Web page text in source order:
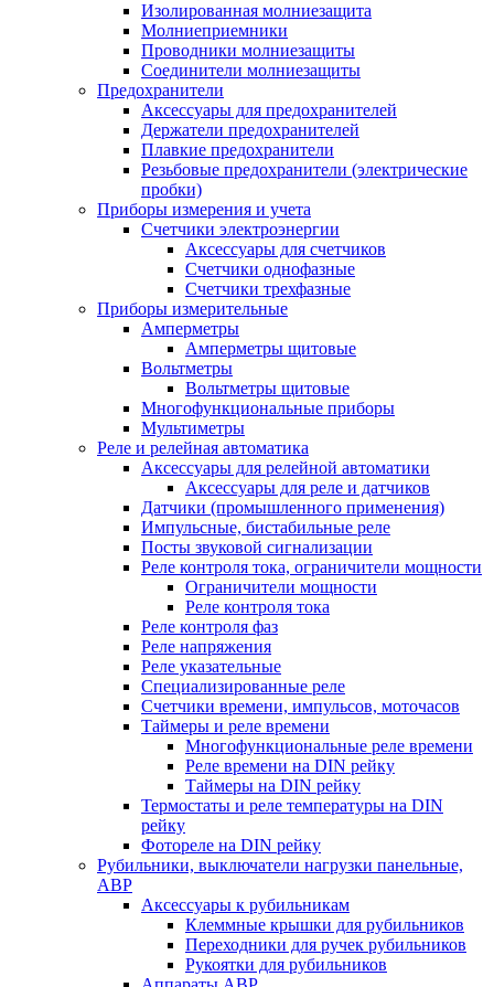
Изолированная молниезащита
Молниеприемники
Проводники молниезащиты
Соединители молниезащиты
Предохранители
Аксессуары для предохранителей
Держатели предохранителей
Плавкие предохранители
Резьбовые предохранители (электрические
пробки)
Приборы измерения и учета
Счетчики электроэнергии
Аксессуары для счетчиков
Счетчики однофазные
Счетчики трехфазные
Приборы измерительные
Амперметры
Амперметры щитовые
Вольтметры
Вольтметры щитовые
Многофункциональные приборы
Мультиметры
Реле и релейная автоматика
Аксессуары для релейной автоматики
Аксессуары для реле и датчиков
Датчики (промышленного применения)
Импульсные, бистабильные реле
Посты звуковой сигнализации
Реле контроля тока, ограничители мощности
Ограничители мощности
Реле контроля тока
Реле контроля фаз
Реле напряжения
Реле указательные
Специализированные реле
Счетчики времени, импульсов, моточасов
Таймеры и реле времени
Многофункциональные реле времени
Реле времени на DIN рейку
Таймеры на DIN рейку
Термостаты и реле температуры на DIN
рейку
Фотореле на DIN рейку
Рубильники, выключатели нагрузки панельные,
АВР
Аксессуары к рубильникам
Клеммные крышки для рубильников
Переходники для ручек рубильников
Рукоятки для рубильников